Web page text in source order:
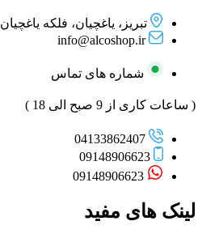
تبریز، یاغچیان، فلکه یاغچیان
info@alcoshop.ir
شماره های تماس
( ساعات کاری از 9 صبح الی 18 )
04133862407
09148906623
09148906623
لینک های مفید